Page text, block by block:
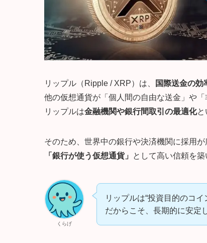
リップル（Ripple / XRP）は、 国際送金の効
他の仮想通貨が「個人間の自由な送金」や
リップルは金融機関や銀行間取引の最適化と
そのため、世界中の銀行や決済機関に採用が
「銀行が使う仮想通貨」
として高い信頼を築
くらげ
リップルは“投資目的のコイ
だからこそ、長期的に安定